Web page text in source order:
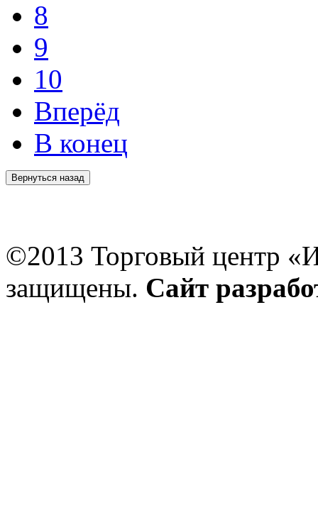
8
9
10
Вперёд
В конец
©2013 Торговый центр
защищены. Сайт